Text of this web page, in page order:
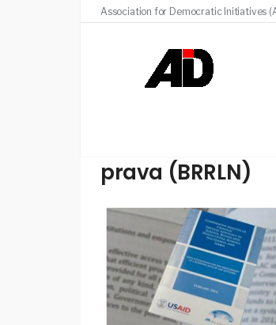
Association for Democratic Initiatives
prava (BRRLN)